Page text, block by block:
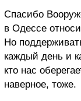
Спасибо
в Одессе
Но
каждый день и
кто нас
наверное, тоже.